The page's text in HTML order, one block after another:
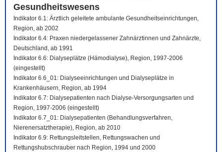
Gesundheitswesens
Indikator 6.1: Ärztlich geleitete ambulante Gesundheitseinrichtungen,
Region, ab 2002
Indikator 6.4: Praxen niedergelassener Zahnärztinnen und Zahnärzte,
Deutschland, ab 1991
Indikator 6.6: Dialyseplätze (Hämodialyse), Region, 1997-2006
(eingestellt)
Indikator 6.6_01: Dialyseeinrichtungen und Dialyseplätze in
Krankenhäusern, Region, ab 1994
Indikator 6.7: Dialysepatienten nach Dialyse-Versorgungsarten und
Region, 1997-2006 (eingestellt)
Indikator 6.7_01: Dialysepatienten (Behandlungsverfahren,
Nierenersatztherapie), Region, ab 2010
Indikator 6.9: Rettungsleitstellen, Rettungswachen und
Rettungshubschrauber nach Region, 1994 und 2000